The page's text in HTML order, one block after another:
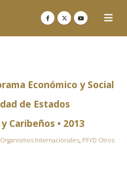
Económico y Social
de Estados
Caribeños • 2013
Organismos Internacionales, PFYD Otros